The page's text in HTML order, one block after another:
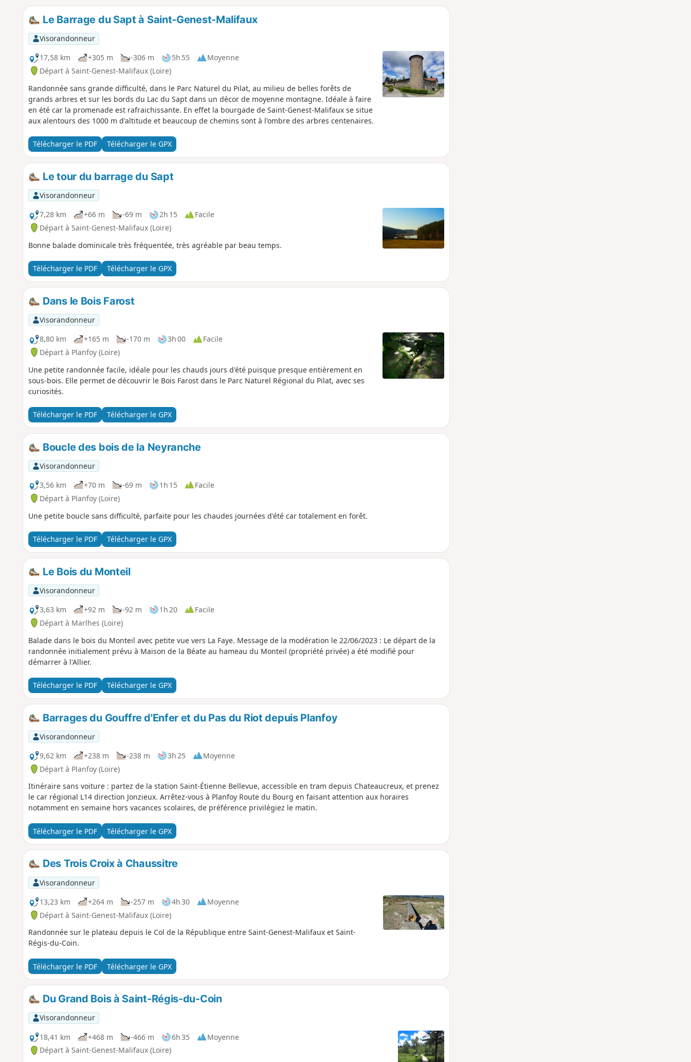
Le Barrage du Sapt à Saint-Genest-Malifaux
Visorandonneur
17,58 km
+305 m -306 m 5h 55
Moyenne
Départ à Saint-Genest-Malifaux (Loire)
Randonnée sans grande difficulté, dans le Parc Naturel du Pilat, au milieu de belles forêts de
grands arbres et sur les bords du Lac du Sapt dans un décor de moyenne montagne. Idéale à faire
en été car la promenade est rafraichissante. En effet la bourgade de Saint-Genest-Malifaux se situe
aux alentours des 1000 m d'altitude et beaucoup de chemins sont à l'ombre des arbres centenaires.
Télécharger le PDF Télécharger le GPX
Le tour du barrage du Sapt
Visorandonneur
7,28 km
+66 m -69 m 2h 15
Facile
Départ à Saint-Genest-Malifaux (Loire)
Bonne balade dominicale très fréquentée, très agréable par beau temps.
Télécharger le PDF Télécharger le GPX
Dans le Bois Farost
Visorandonneur
8,80 km
+165 m -170 m 3h 00
Facile
Départ à Planfoy (Loire)
Une petite randonnée facile, idéale pour les chauds jours d'été puisque presque entièrement en
sous-bois. Elle permet de découvrir le Bois Farost dans le Parc Naturel Régional du Pilat, avec ses
curiosités.
Télécharger le PDF Télécharger le GPX
Boucle des bois de la Neyranche
Visorandonneur
3,56 km
+70 m -69 m 1h 15
Facile
Départ à Planfoy (Loire)
Une petite boucle sans difficulté, parfaite pour les chaudes journées d'été car totalement en forêt.
Télécharger le PDF Télécharger le GPX
Le Bois du Monteil
Visorandonneur
3,63 km
+92 m -92 m 1h 20
Facile
Départ à Marlhes (Loire)
Balade dans le bois du Monteil avec petite vue vers La Faye. Message de la modération le 22/06/2023 : Le départ de la
randonnée initialement prévu à Maison de la Béate au hameau du Monteil (propriété privée) a été modifié pour
démarrer à l'Allier.
Télécharger le PDF Télécharger le GPX
Barrages du Gouffre d'Enfer et du Pas du Riot depuis Planfoy
Visorandonneur
9,62 km
+238 m -238 m 3h 25
Moyenne
Départ à Planfoy (Loire)
Itinéraire sans voiture : partez de la station Saint-Étienne Bellevue, accessible en tram depuis Chateaucreux, et prenez
le car régional L14 direction Jonzieux. Arrêtez-vous à Planfoy Route du Bourg en faisant attention aux horaires
notamment en semaine hors vacances scolaires, de préférence privilégiez le matin.
Télécharger le PDF Télécharger le GPX
Des Trois Croix à Chaussitre
Visorandonneur
13,23 km
+264 m -257 m 4h 30
Moyenne
Départ à Saint-Genest-Malifaux (Loire)
Randonnée sur le plateau depuis le Col de la République entre Saint-Genest-Malifaux et Saint-
Régis-du-Coin.
Télécharger le PDF Télécharger le GPX
Du Grand Bois à Saint-Régis-du-Coin
Visorandonneur
18,41 km
+468 m -466 m 6h 35
Moyenne
Départ à Saint-Genest-Malifaux (Loire)